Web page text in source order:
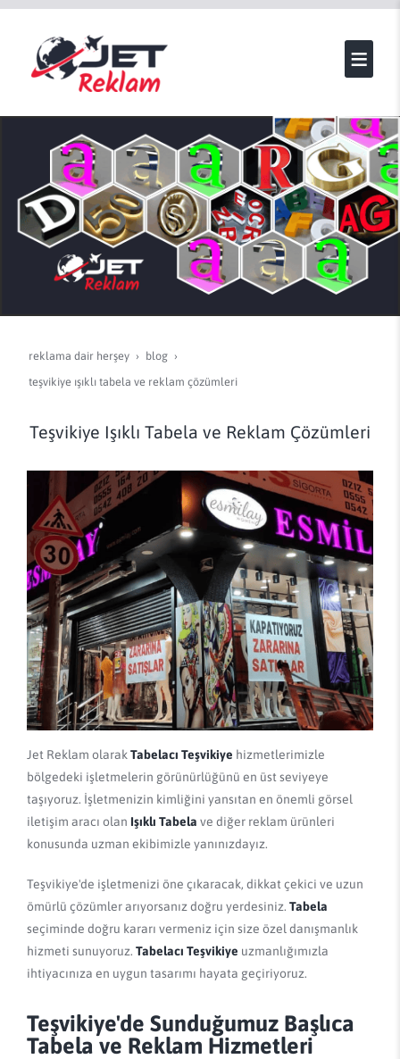
reklama dair herşey
blog
teşvikiye işıklı tabela ve reklam çözümleri
Teşvikiye Işıklı Tabela ve Reklam Çözümleri
Jet Reklam olarak Tabelacı Teşvikiye hizmetlerimizle
bölgedeki işletmelerin görünürlüğünü en üst seviyeye
taşıyoruz. İşletmenizin kimliğini yansıtan en önemli görsel
iletişim aracı olan Işıklı Tabela ve diğer reklam ürünleri
konusunda uzman ekibimizle yanınızdayız.
Teşvikiye'de işletmenizi öne çıkaracak, dikkat çekici ve uzun
ömürlü çözümler arıyorsanız doğru yerdesiniz. Tabela
seçiminde doğru kararı vermeniz için size özel danışmanlık
hizmeti sunuyoruz. Tabelacı Teşvikiye uzmanlığımızla
ihtiyacınıza en uygun tasarımı hayata geçiriyoruz.
Teşvikiye'de Sunduğumuz Başlıca
Tabela ve Reklam Hizmetleri